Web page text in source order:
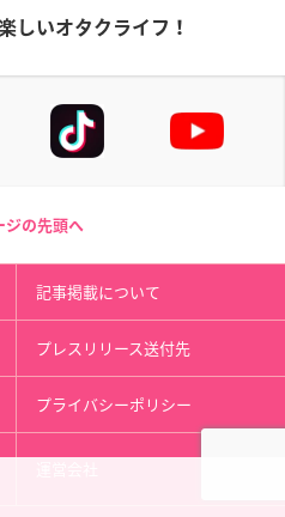
しいオタクライフ！
ジの先頭へ
記事掲載について
プレスリリース送付先
プライバシーポリシー